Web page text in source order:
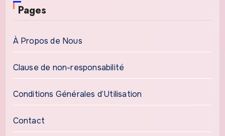
Pages
À Propos de Nous
Clause de non-responsabilité
Conditions Générales d’Utilisation
Contact